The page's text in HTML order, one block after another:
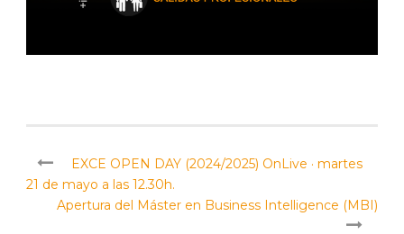
EXCE OPEN DAY (2024/2025) OnLive · martes
21 de mayo a las 12.30h.
Apertura del Máster en Business Intelligence (MBI)